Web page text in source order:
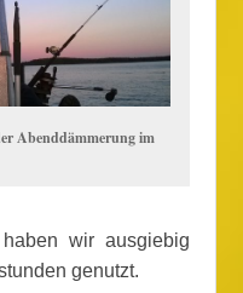
Abenddämmerung im
wir ausgiebig
genutzt.